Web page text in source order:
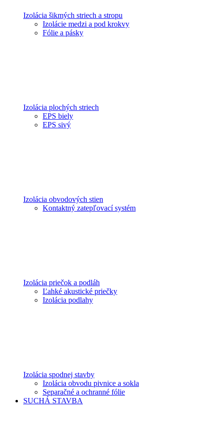
Izolácia šikmých striech a stropu
Izolácie medzi a pod krokvy
Fólie a pásky
Izolácia plochých striech
EPS biely
EPS sivý
Izolácia obvodových stien
Kontaktný zatepľovací systém
Izolácia priečok a podláh
Ľahké akustické priečky
Izolácia podlahy
Izolácia spodnej stavby
Izolácia obvodu pivnice a sokla
Separačné a ochranné fólie
SUCHÁ STAVBA